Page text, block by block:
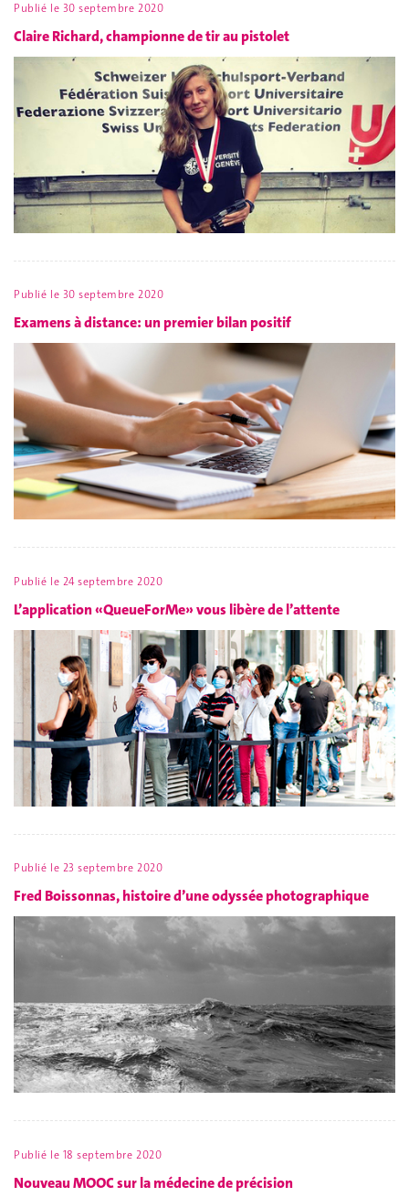
Publié le 30 septembre 2020
Claire Richard, championne de tir au pistolet
Publié le 30 septembre 2020
Examens à distance: un premier bilan positif
Publié le 24 septembre 2020
L’application «QueueForMe» vous libère de l’attente
Publié le 23 septembre 2020
Fred Boissonnas, histoire d’une odyssée photographique
Publié le 18 septembre 2020
Nouveau MOOC sur la médecine de précision